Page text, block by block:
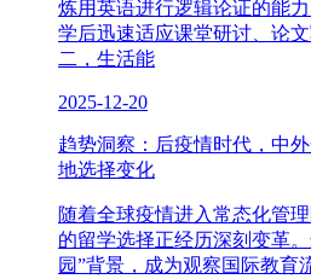
炼用英语进行逻辑论证的能
学后迅速适应课堂研讨、论
二，生活能
2025-12-20
趋势洞察：后疫情时代，中
地选择变化
随着全球疫情进入常态化管
的留学选择正经历深刻变革
园”背景，成为观察国际教育